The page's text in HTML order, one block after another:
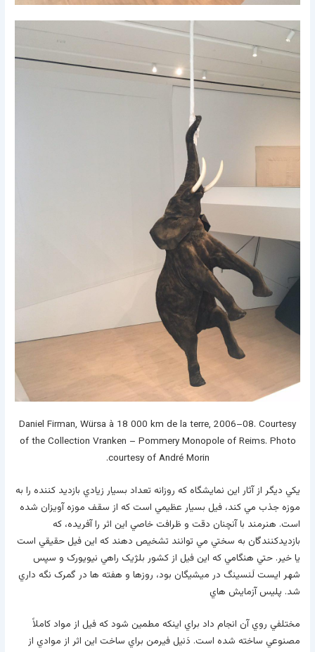
Daniel Firman, Würsa à 18 000 km de la terre, 2006–08. Courtesy
of the Collection Vranken – Pommery Monopole of Reims. Photo
courtesy of André Morin.
يکي ديگر از آثار اين نمايشگاه که روزانه تعداد بسيار زيادي بازديد کننده را به
موزه جذب مي کند، فيل بسيار عظيمي است که از سقف موزه آويزان شده
است. هنرمند با آنچنان دقت و ظرافت خاصي اين اثر را آفريده، که
بازديدکنندگان به سختي مي توانند تشخيص دهند که اين فيل حقيقي است
يا خير. حتي هنگامي که اين فيل از کشور بلژيک راهي نيويورک و سپس
شهر ايست لَنسينگ در ميشيگان بود، روزها و هفته ها در گمرک نگه داري
شد. پليس آزمايش هاي
مختلفي روي آن انجام داد براي اينکه مطمين شود که فيل از مواد کاملاً
مصنوعي ساخته شده است. دَنيل فيرمن براي ساخت اين اثر از موادي از